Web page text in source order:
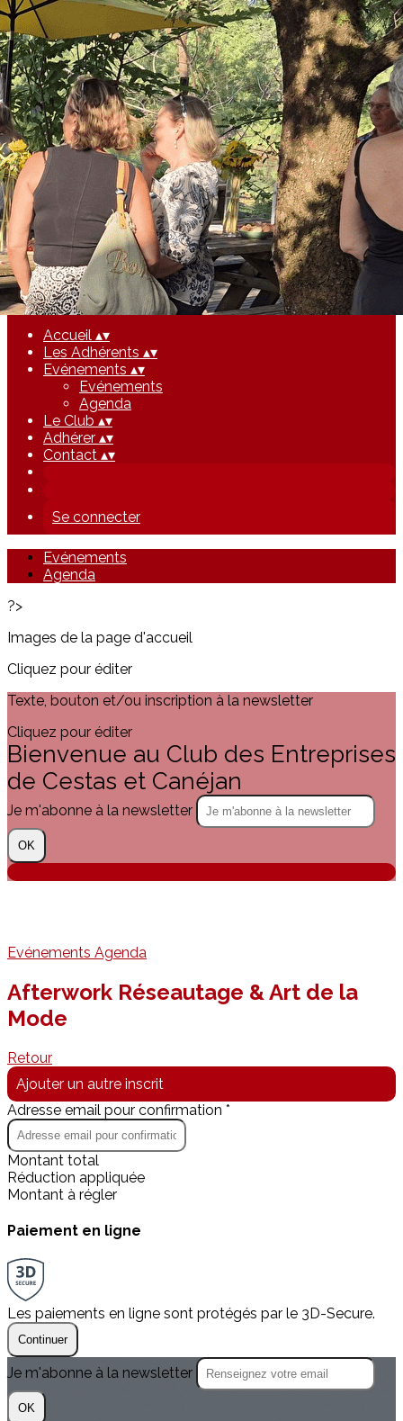
Exporter les lignes sélectionnées
Exporter toutes les colonnes
Exporter uniquement les colonnes affichées
Menu
<
>
Evénements
Agenda
Ajoutez un logo, un bouton, des réseaux sociaux
Cliquez pour éditer
Accueil ▴▾
Les Adhérents ▴▾
Evénements ▴▾
Evénements
Agenda
Le Club ▴▾
Adhérer ▴▾
Contact ▴▾
Se connecter
Evénements
Agenda
?>
Images de la page d'accueil
Cliquez pour éditer
Texte, bouton et/ou inscription à la newsletter
Cliquez pour éditer
Bienvenue au Club des Entreprises
de Cestas et Canéjan
Je m'abonne à la newsletter
OK
Evénements Agenda
Afterwork Réseautage & Art de la
Mode
Retour
Ajouter un autre inscrit
Adresse email pour confirmation *
Montant total
Réduction appliquée
Montant à régler
Paiement en ligne
Les paiements en ligne sont protégés par le 3D-Secure.
Continuer
Je m'abonne à la newsletter
OK